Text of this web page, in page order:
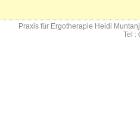
Praxis für Ergotherapie Heidi
Tel :